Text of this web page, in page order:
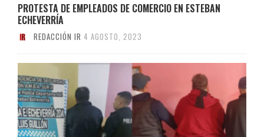
PROTESTA DE EMPLEADOS DE COMERCIO EN ESTEBAN
ECHEVERRÍA
REDACCIÓN IR 4 AGOSTO, 2023